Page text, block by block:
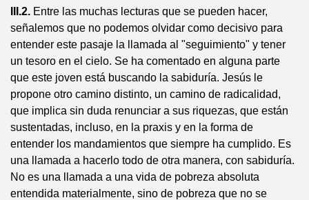
III.2. Entre las muchas lecturas que se pueden hacer,
señalemos que no podemos olvidar como decisivo para
entender este pasaje la llamada al "seguimiento" y tener
un tesoro en el cielo. Se ha comentado en alguna parte
que este joven está buscando la sabiduría. Jesús le
propone otro camino distinto, un camino de radicalidad,
que implica sin duda renunciar a sus riquezas, que están
sustentadas, incluso, en la praxis y en la forma de
entender los mandamientos que siempre ha cumplido. Es
una llamada a hacerlo todo de otra manera, con sabiduría.
No es una llamada a una vida de pobreza absoluta
entendida materialmente, sino de pobreza que no se